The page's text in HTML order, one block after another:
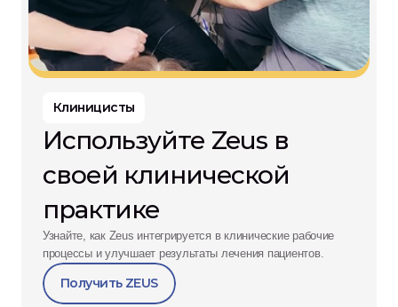
Клиницисты
Используйте Zeus в
своей клинической
практике
Узнайте, как Zeus интегрируется в клинические рабочие
процессы и улучшает результаты лечения пациентов.
Получить ZEUS